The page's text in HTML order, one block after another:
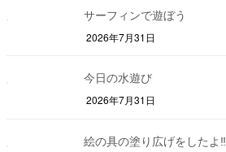
サーフィンで遊ぼう
2026年7月31日
今日の水遊び
2026年7月31日
絵の具の塗り広げをしたよ‼